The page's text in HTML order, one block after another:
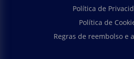
Política de
Política de
Regras de reembolso e